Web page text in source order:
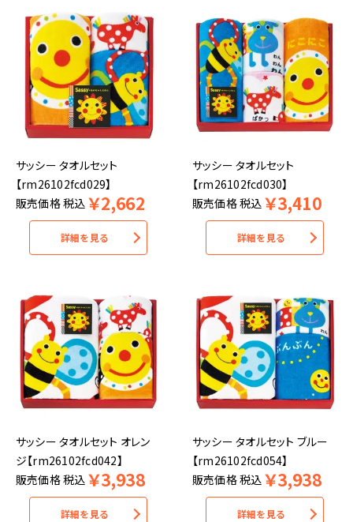
サッシー タオルセット
【rm26102fcd029】
販売価格税込 ￥2,662
詳細を見る
サッシー タオルセット
【rm26102fcd030】
販売価格税込 ￥3,410
詳細を見る
サッシー タオルセット オレン
ジ【rm26102fcd042】
販売価格税込 ￥3,938
詳細を見る
サッシー タオルセット ブルー
【rm26102fcd054】
販売価格税込 ￥3,938
詳細を見る